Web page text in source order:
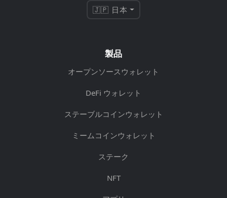
🇯🇵 日本
製品
オープンソースウォレット
DeFi ウォレット
ステーブルコインウォレット
ミームコインウォレット
ステーク
NFT